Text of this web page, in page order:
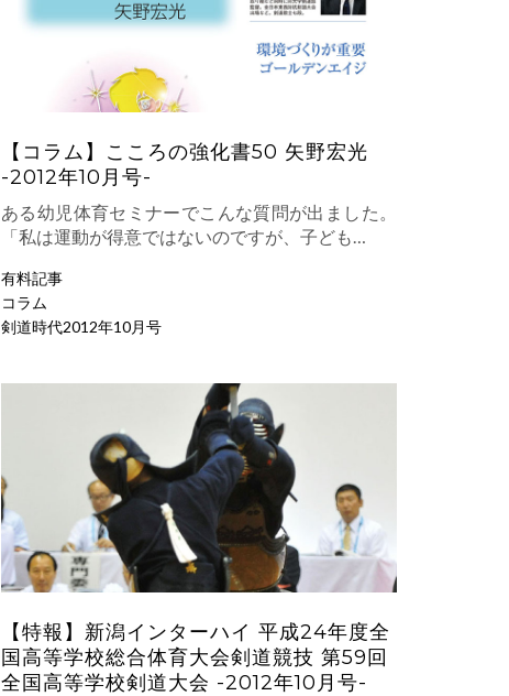
【コラム】こころの強化書50 矢野宏光
-2012年10月号-
ある幼児体育セミナーでこんな質問が出ました。
「私は運動が得意ではないのですが、子ども…
有料記事
コラム
剣道時代2012年10月号
【特報】新潟インターハイ 平成24年度全
国高等学校総合体育大会剣道競技 第59回
全国高等学校剣道大会 -2012年10月号-